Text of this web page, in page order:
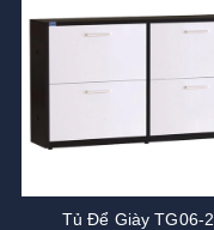
Tủ Để Giày TG06-2